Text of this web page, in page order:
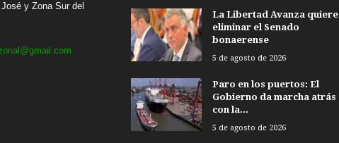
y Zona Sur del
La Libertad Avanza quiere
eliminar el Senado
bonaerense
5 de agosto de 2026
Paro en los puertos: El
Gobierno da marcha atrás
con la...
5 de agosto de 2026